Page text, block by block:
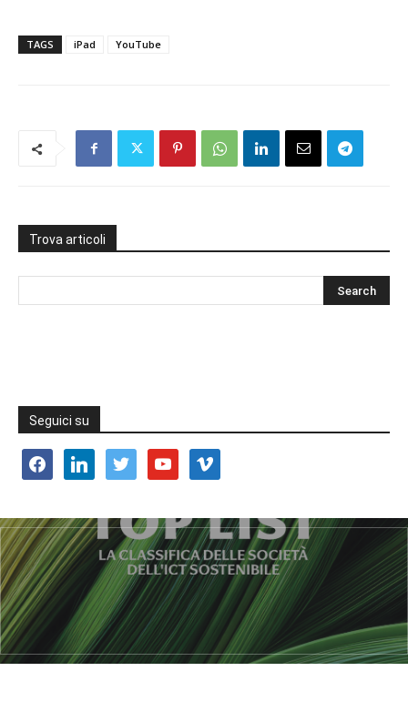
TAGS iPad YouTube
Trova articoli
Seguici su
facebooklinkedin twitter youtube vimeo